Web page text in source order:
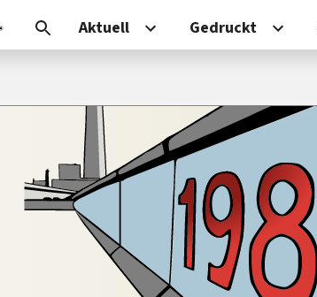
Aktuell Gedruckt